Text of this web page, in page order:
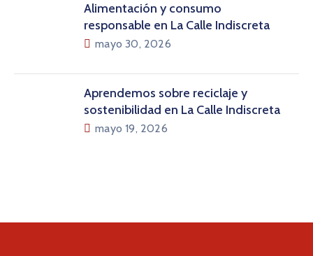
Alimentación y consumo
responsable en La Calle Indiscreta
mayo 30, 2026
Aprendemos sobre reciclaje y
sostenibilidad en La Calle Indiscreta
mayo 19, 2026